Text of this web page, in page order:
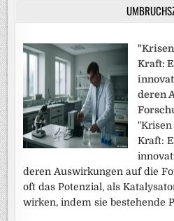
Kraft:
deren
Kraft:
deren Auswirkungen auf die
oft das Potenzial, als
wirken, indem sie bestehende